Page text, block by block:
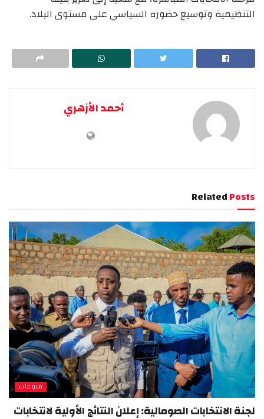
التنظيمية وتوسيع حضوره السياسي على مستوى البلاد.
أحمد الأزهري
RelatedPosts
منوعات
لجنة الانتخابات الصومالية: إعلان النتائج الأولية لانتخابات